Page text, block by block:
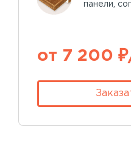
панели,
от 7 200